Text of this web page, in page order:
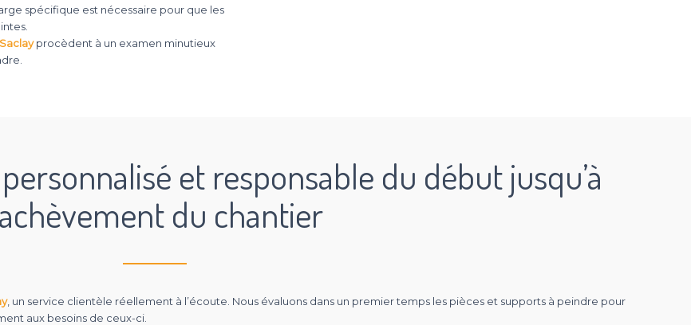
spécifique est nécessaire pour que les
procèdent à un examen minutieux
et responsable du début jusqu’à
du chantier
, un service clientèle réellement à l’écoute. Nous évaluons dans un premier temps les pièces et supports à peindre pour
aux besoins de ceux-ci.